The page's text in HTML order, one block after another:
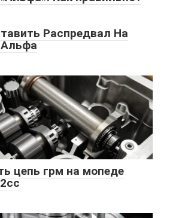
Распредвал На
цепь грм на мопеде